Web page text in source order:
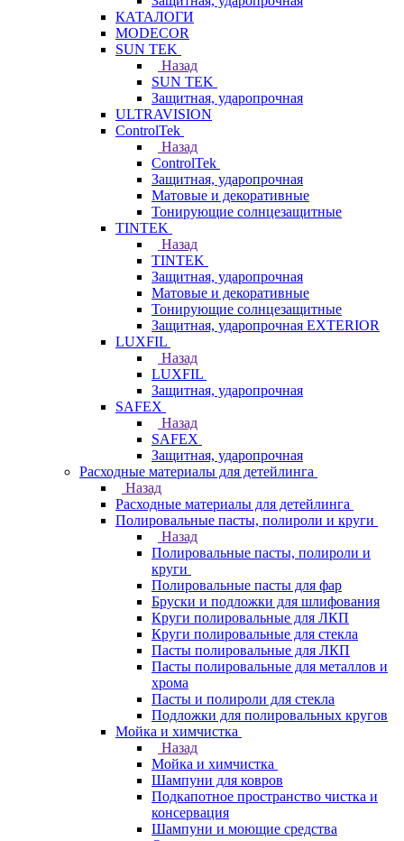
КАТАЛОГИ
MODECOR
SUN TEK
Назад
SUN TEK
Защитная, ударопрочная
ULTRAVISION
ControlTek
Назад
ControlTek
Защитная, ударопрочная
Матовые и декоративные
Тонирующие солнцезащитные
TINTEK
Назад
TINTEK
Защитная, ударопрочная
Матовые и декоративные
Тонирующие солнцезащитные
Защитная, ударопрочная EXTERIOR
LUXFIL
Назад
LUXFIL
Защитная, ударопрочная
SAFEX
Назад
SAFEX
Защитная, ударопрочная
Расходные материалы для детейлинга
Назад
Расходные материалы для детейлинга
Полировальные пасты, полироли и круги
Назад
Полировальные пасты, полироли и
круги
Полировальные пасты для фар
Бруски и подложки для шлифования
Круги полировальные для ЛКП
Круги полировальные для стекла
Пасты полировальные для ЛКП
Пасты полировальные для металлов и
хрома
Пасты и полироли для стекла
Подложки для полировальных кругов
Мойка и химчистка
Назад
Мойка и химчистка
Шампуни для ковров
Подкапотное пространство чистка и
консервация
Шампуни и моющие средства